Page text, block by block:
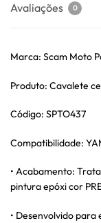
Avaliações 0
Marca: Scam Moto
Produto: Cavalete
Código: SPTO437
Compatibilidade:
• Acabamento:
pintura epóxi cor
• Desenvolvido